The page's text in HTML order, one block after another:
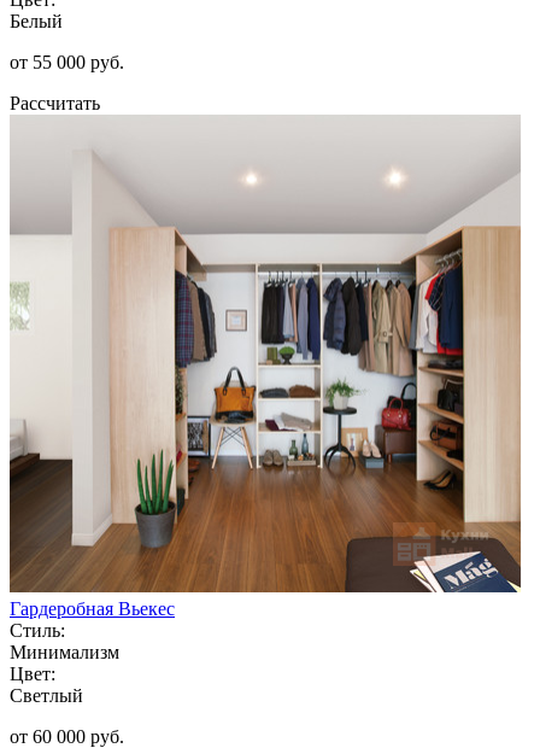
Белый
от 55 000 руб.
Рассчитать
Гардеробная Вьекес
Стиль:
Минимализм
Цвет:
Светлый
от 60 000 руб.